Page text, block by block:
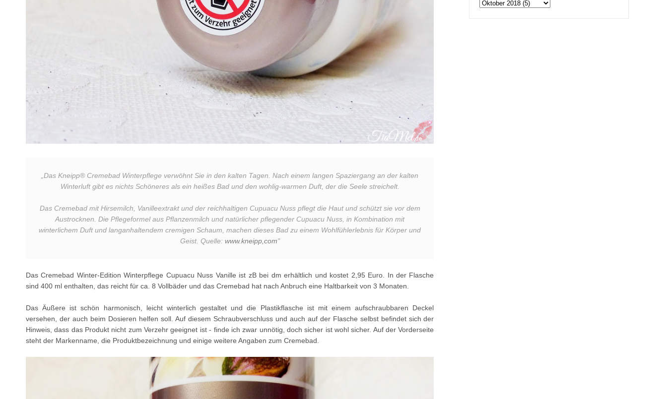
„Das Kneipp® Cremebad Winterpflege verwöhnt Sie in den kalten Tagen. Nach einem langen Spaziergang an der kalten
Winterluft gibt es nichts Schöneres als ein heißes Bad und den wohlig-warmen Duft, der die Seele streichelt.
Das Cremebad mit Hirsemilch, Vanilleextrakt und der reichhaltigen Cupuacu Nuss pflegt die Haut und schützt sie vor dem
Austrocknen. Die Pflegeformel aus Pflanzenmilch und natürlicher pflegender Cupuacu Nuss, in Kombination mit
winterlichem Duft und langanhaltendem cremigen Schaum, machen dieses Bad zu einem Wohlfühlerlebnis für Körper und
Geist. Quelle: www.kneipp,com"
Das Cremebad Winter-Edition Winterpflege Cupuacu Nuss Vanille ist zB bei dm erhältlich und kostet 2,95 Euro. In der Flasche
sind 400 ml enthalten, das reicht für ca. 8 Vollbäder und das Cremebad hat nach Anbruch eine Haltbarkeit von 3 Monaten.
Das Äußere ist schön harmonisch, leicht winterlich gestaltet und die Plastikflasche ist mit einem aufschraubbaren Deckel
versehen, der auch beim Dosieren helfen soll. Auf diesem Schraubverschluss und auch auf der Flasche selbst befindet sich der
Hinweis, dass das Produkt nicht zum Verzehr geeignet ist - finde ich zwar unnötig, doch sicher ist wohl sicher. Auf der Vorderseite
steht der Markenname, die Produktbezeichnung und einige weitere Angaben zum Cremebad.